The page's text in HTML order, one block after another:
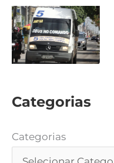
Categorias
Categorias